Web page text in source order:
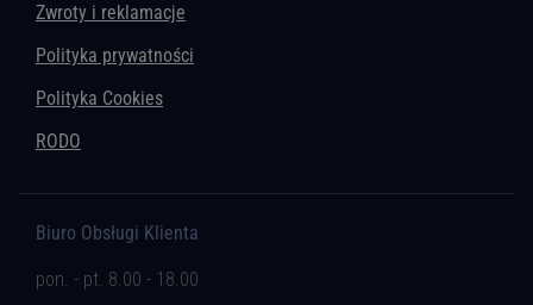
Zwroty i reklamacje
Polityka prywatności
Polityka Cookies
RODO
Biuro Obsługi Klienta
pon. - pt. 8.00 - 18.00